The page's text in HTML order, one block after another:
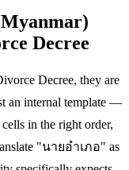
Decree
Decree, they are
an internal template —
in the right order,
"นายอำเภอ" as